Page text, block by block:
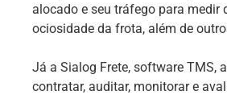
alocado e seu tráfego para medir
ociosidade da frota, além de
Já a Sialog Frete, software TMS,
contratar, auditar, monitorar e